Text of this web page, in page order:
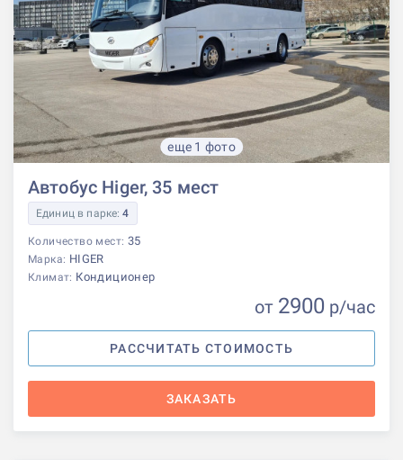
еще 1 фото
Автобус Higer, 35 мест
Единиц в парке:4
Количество мест: 35
Марка: HIGER
Климат: Кондиционер
от 2900 р/час
РАССЧИТАТЬ СТОИМОСТЬ
ЗАКАЗАТЬ